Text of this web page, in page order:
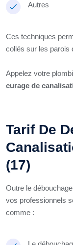
Autres
Ces techniques
collés sur les parois
Appelez votre
curage de
Tarif De
(17)
Outre le
vos professionnels
comme :